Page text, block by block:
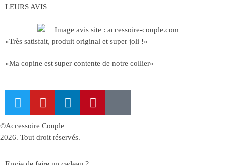
LEURS AVIS
«Très satisfait, produit original et super joli !»
«Ma copine est super contente de notre collier»
©Accessoire Couple
2026. Tout droit réservés.